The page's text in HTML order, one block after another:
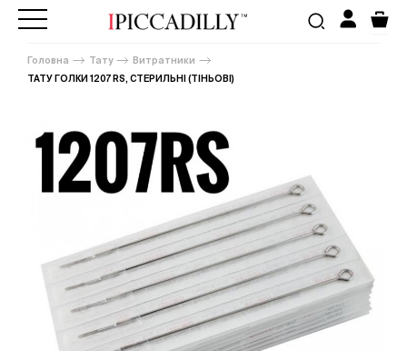
Головна Тату
Витратники
ТАТУ ГОЛКИ 1207 RS, СТЕРИЛЬНІ (ТІНЬОВІ)